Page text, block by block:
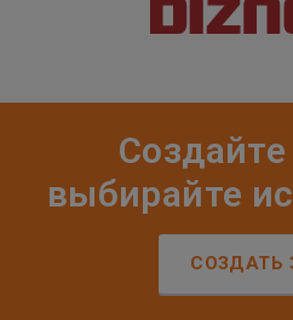
Создайте
выбирайте
СОЗДАТЬ